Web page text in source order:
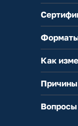
Как
Причины
Вопросы